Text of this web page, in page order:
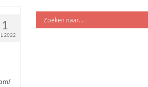
1
2022